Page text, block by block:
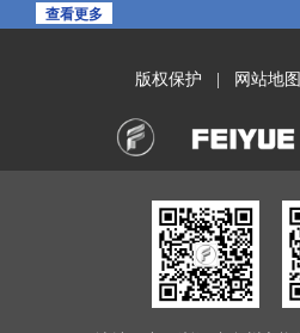
查看更多
版权保护 网站地图